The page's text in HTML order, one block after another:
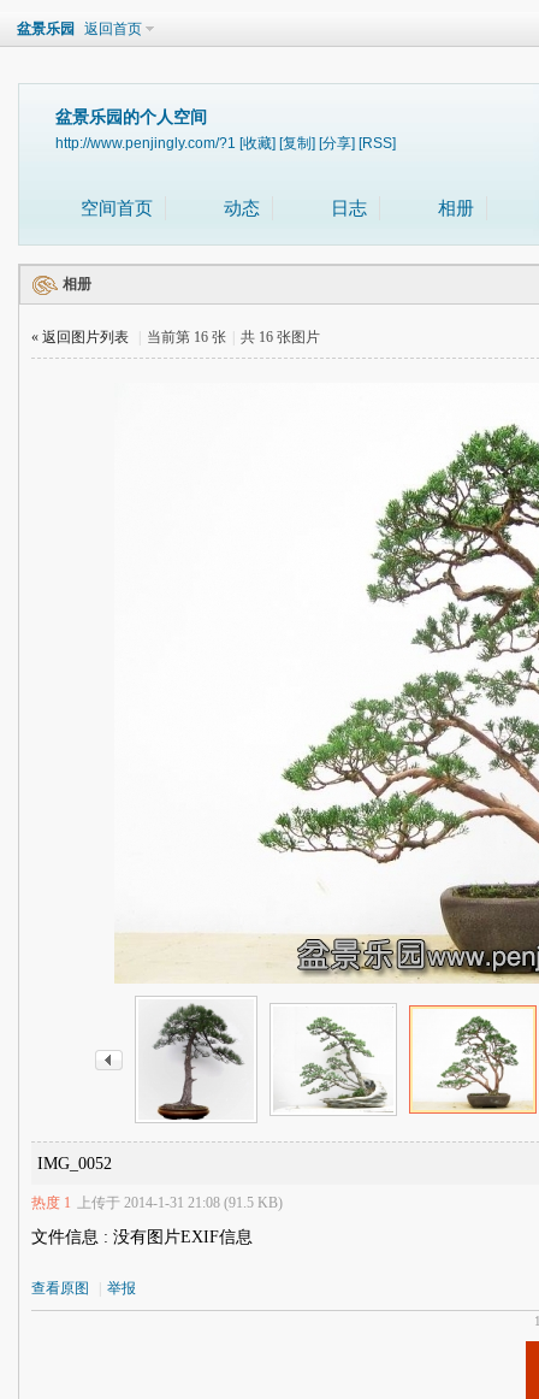
盆景乐园 返回首页
盆景乐园的个人空间
http://www.penjingly.com/?1 [收藏] [复制] [分享] [RSS]
空间首页 动态 日志 相册
相册
« 返回图片列表 当前第 16 张 共 16 张图片
IMG_0052
热度 1 上传于 2014-1-31 21:08 (91.5 KB)
文件信息 : 没有图片EXIF信息
查看原图 举报